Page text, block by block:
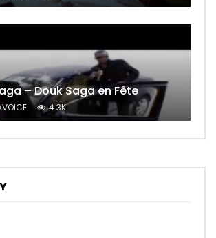
– Douk Saga en Fête
4.3K